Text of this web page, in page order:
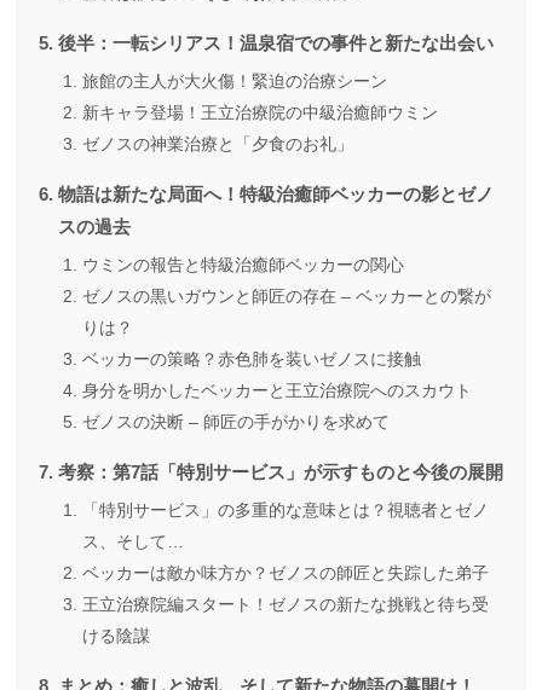
後半：一転シリアス！温泉宿での事件と新たな出会い
旅館の主人が大火傷！緊迫の治療シーン
新キャラ登場！王立治療院の中級治癒師ウミン
ゼノスの神業治療と「夕食のお礼」
物語は新たな局面へ！特級治癒師ベッカーの影とゼノ
スの過去
ウミンの報告と特級治癒師ベッカーの関心
ゼノスの黒いガウンと師匠の存在 – ベッカーとの繋が
りは？
ベッカーの策略？赤色肺を装いゼノスに接触
身分を明かしたベッカーと王立治療院へのスカウト
ゼノスの決断 – 師匠の手がかりを求めて
考察：第7話「特別サービス」が示すものと今後の展開
「特別サービス」の多重的な意味とは？視聴者とゼノ
ス、そして…
ベッカーは敵か味方か？ゼノスの師匠と失踪した弟子
王立治療院編スタート！ゼノスの新たな挑戦と待ち受
ける陰謀